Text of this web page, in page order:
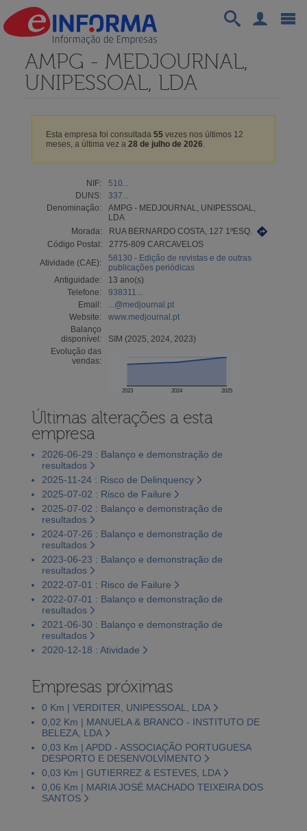
AMPG - MEDJOURNAL,
UNIPESSOAL, LDA
Esta empresa foi consultada 55vezes nos últimos 12
meses, a última vez a 28 de julho de 2026.
NIF:
510...
DUNS:
337...
Denominação:
AMPG - MEDJOURNAL, UNIPESSOAL,
LDA
Morada:
RUA BERNARDO COSTA, 127 1ºESQ.
Código Postal:
2775-809 CARCAVELOS
Atividade (CAE):
58130 - Edição de revistas e de outras
publicações periódicas
Antiguidade:
13 ano(s)
Telefone:
938311...
Email:
...@medjournal.pt
Website:
www.medjournal.pt
Balanço
disponível:
SIM (2025, 2024, 2023)
Evolução das
vendas:
2023 2024 2025
Últimas alterações a esta
empresa
2026-06-29 : Balanço e demonstração de
resultados
2025-11-24 : Risco de Delinquency
2025-07-02 : Risco de Failure
2025-07-02 : Balanço e demonstração de
resultados
2024-07-26 : Balanço e demonstração de
resultados
2023-06-23 : Balanço e demonstração de
resultados
2022-07-01 : Risco de Failure
2022-07-01 : Balanço e demonstração de
resultados
2021-06-30 : Balanço e demonstração de
resultados
2020-12-18 : Atividade
Empresas próximas
0 Km | VERDITER, UNIPESSOAL, LDA
0,02 Km | MANUELA & BRANCO - INSTITUTO DE
BELEZA, LDA
0,03 Km | APDD - ASSOCIAÇÃO PORTUGUESA
DESPORTO E DESENVOLVIMENTO
0,03 Km | GUTIERREZ & ESTEVES, LDA
0,06 Km | MARIA JOSÉ MACHADO TEIXEIRA DOS
SANTOS